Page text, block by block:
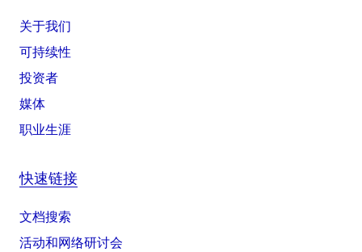
关于我们
可持续性
投资者
媒体
职业生涯
快速链接
文档搜索
活动和网络研讨会